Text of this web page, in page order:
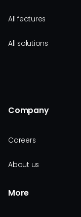
All features
All solutions
Company
Careers
About us
More